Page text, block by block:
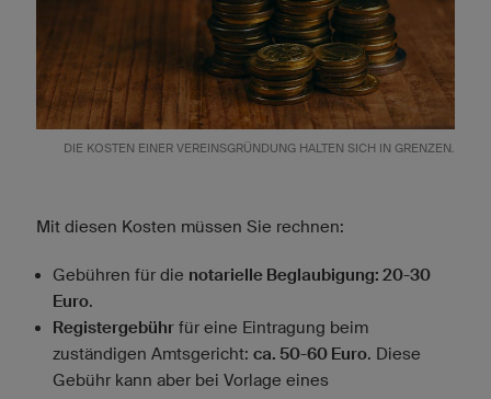
DIE KOSTEN EINER VEREINSGRÜNDUNG HALTEN SICH IN GRENZEN.
Mit diesen Kosten müssen Sie rechnen:
Gebühren für die notarielle Beglaubigung: 20-30
Euro.
Registergebühr für eine Eintragung beim
zuständigen Amtsgericht: ca. 50-60 Euro. Diese
Gebühr kann aber bei Vorlage eines